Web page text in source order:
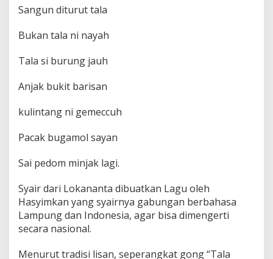
Sangun diturut tala
Bukan tala ni nayah
Tala si burung jauh
Anjak bukit barisan
kulintang ni gemeccuh
Pacak bugamol sayan
Sai pedom minjak lagi.
Syair dari Lokananta dibuatkan Lagu oleh
Hasyimkan yang syairnya gabungan berbahasa
Lampung dan Indonesia, agar bisa dimengerti
secara nasional.
Menurut tradisi lisan, seperangkat gong “Tala